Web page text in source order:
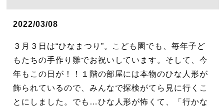
2022/03/08
３月３日は“ひなまつり”。こども園でも、毎年子ど
もたちの手作り雛でお祝いしています。そして、今
年もこの日が！！１階の部屋には本物のひな人形が
飾られているので、みんなで探検がてら見に行くこ
とにしました。でも…ひな人形が怖くて、「行かな